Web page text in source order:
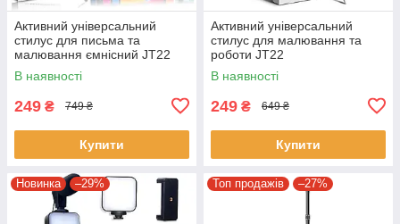
Активний універсальний
стилус для письма та
малювання ємнісний JT22
Білий Стілус з підтримкою
різних пристроїв
В наявності
249 ₴ 749 ₴
Купити
Активний універсальний
стилус для малювання та
роботи JT22
В наявності
249 ₴ 649 ₴
Купити
Новинка –29% Топ продажів –27%